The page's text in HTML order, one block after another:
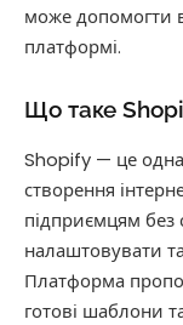
може допомогти
платформі.
Що таке
Shopify — це
створення
підприємцям без
налаштовувати
Платформа
готові шаблони